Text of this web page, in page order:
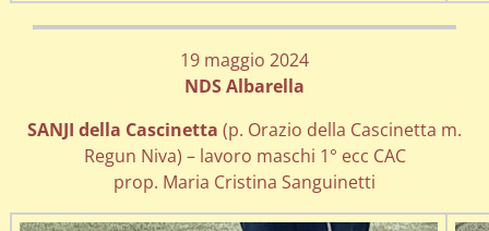
19 maggio 2024
NDS Albarella
SANJI della Cascinetta (p. Orazio della Cascinetta m.
Regun Niva) – lavoro maschi 1° ecc CAC
prop. Maria Cristina Sanguinetti